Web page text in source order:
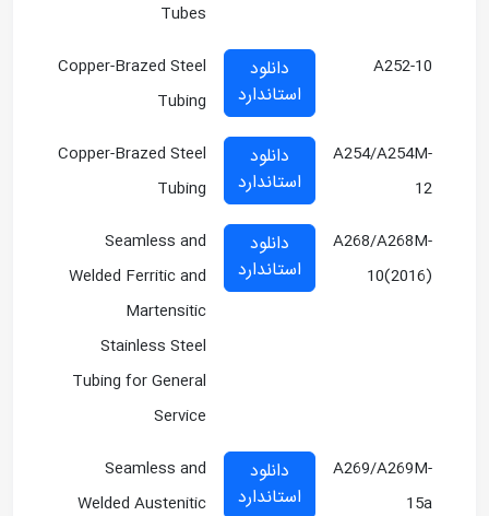
Tubes
A252-10
دانلود
استاندارد
Copper-Brazed Steel
Tubing
A254/A254M-
12
دانلود
استاندارد
Copper-Brazed Steel
Tubing
A268/A268M-
10(2016)
دانلود
استاندارد
Seamless and
Welded Ferritic and
Martensitic
Stainless Steel
Tubing for General
Service
A269/A269M-
15a
دانلود
استاندارد
Seamless and
Welded Austenitic